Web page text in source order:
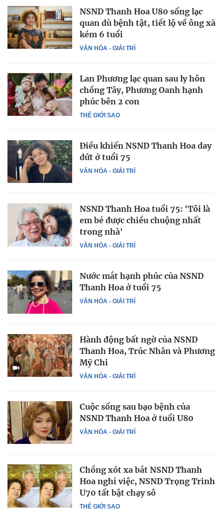
VĂN HÓA - GIẢI TRÍ
NSND Thanh Hoa U80 sống lạc
quan dù bệnh tật, tiết lộ về ông xã
kém 6 tuổi
THẾ GIỚI SAO
Lan Phương lạc quan sau ly hôn
chồng Tây, Phương Oanh hạnh
phúc bên 2 con
VĂN HÓA - GIẢI TRÍ
Điều khiến NSND Thanh Hoa day
dứt ở tuổi 75
VĂN HÓA - GIẢI TRÍ
NSND Thanh Hoa tuổi 75: 'Tôi là
em bé được chiều chuộng nhất
trong nhà'
VĂN HÓA - GIẢI TRÍ
Nước mắt hạnh phúc của NSND
Thanh Hoa ở tuổi 75
VĂN HÓA - GIẢI TRÍ
Hành động bất ngờ của NSND
Thanh Hoa, Trúc Nhân và Phương
Mỹ Chi
VĂN HÓA - GIẢI TRÍ
Cuộc sống sau bạo bệnh của
NSND Thanh Hoa ở tuổi U80
THẾ GIỚI SAO
Chồng xót xa bắt NSND Thanh
Hoa nghỉ việc, NSND Trọng Trinh
U70 tất bật chạy sô